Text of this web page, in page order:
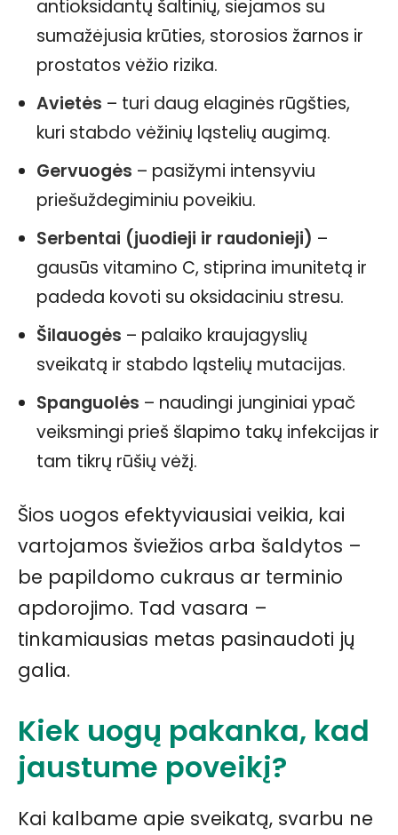
antioksidantų šaltinių, siejamos su
sumažėjusia krūties, storosios žarnos ir
prostatos vėžio rizika.
Avietės – turi daug elaginės rūgšties,
kuri stabdo vėžinių ląstelių augimą.
Gervuogės – pasižymi intensyviu
priešuždegiminiu poveikiu.
Serbentai (juodieji ir raudonieji) –
gausūs vitamino C, stiprina imunitetą ir
padeda kovoti su oksidaciniu stresu.
Šilauogės – palaiko kraujagyslių
sveikatą ir stabdo ląstelių mutacijas.
Spanguolės – naudingi junginiai ypač
veiksmingi prieš šlapimo takų infekcijas ir
tam tikrų rūšių vėžį.
Šios uogos efektyviausiai veikia, kai
vartojamos šviežios arba šaldytos –
be papildomo cukraus ar terminio
apdorojimo. Tad vasara –
tinkamiausias metas pasinaudoti jų
galia.
Kiek uogų pakanka, kad
jaustume poveikį?
Kai kalbame apie sveikatą, svarbu ne